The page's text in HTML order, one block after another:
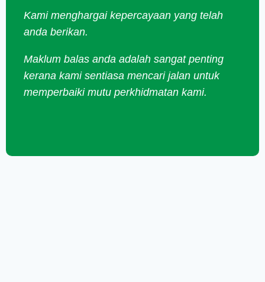
Kami menghargai kepercayaan yang telah
anda berikan.
Maklum balas anda adalah sangat penting
kerana kami sentiasa mencari jalan untuk
memperbaiki mutu perkhidmatan kami.